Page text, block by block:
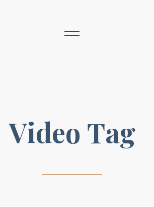
Video Tag